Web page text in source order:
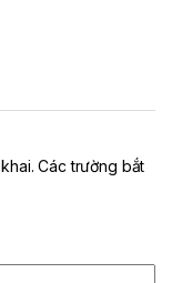
Các trường bắt